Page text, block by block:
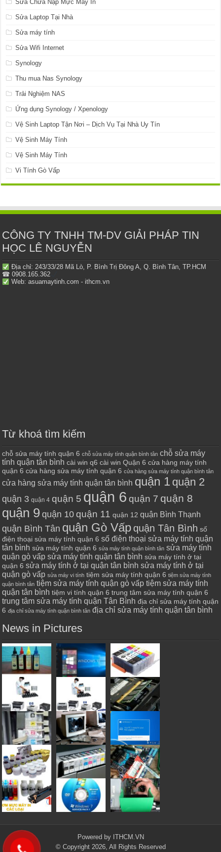
Sửa Chữa Nạp Mực Máy In
Sửa Laptop Tại Nhà
Sửa máy tính
Sửa Wifi Internet
Synology
Thu mua Nas Synology
Trải Nghiệm NAS
Ứng dụng Synology / Xpenology
Vệ Sinh Laptop Tận Nơi – Dịch Vụ Tại Nhà Uy Tín
Vệ Sinh Máy Tính
Vệ Sinh Máy Tính
Vi Tính Gò Vấp
CÔNG TY TNHH TM-DV GIẢI PHÁP TIN
HỌC LÊ NGUYỄN
Địa chỉ: 243/33/28 Mã Lò, P. Bình Trị Đông A, Q. Bình Tân, TP.HCM
☎ 0908.165.362
Web: asuamaytinh.com - ithcm.vn
Từ khoá tìm kiếm
chỗ sửa máy tính quận 6 chỗ sửa máy tính quận bình tân chỗ sửa máy
tính quận tân bình cài win q6 cài win Quận 6 cửa hàng máy tính
quận 6 cửa hàng sửa máy tính quận 6 cửa hàng sửa máy tính quận bình tân
cửa hàng sửa máy tính quận tân bình quận 1 quận 2
quận 3 quận 4 quận 5 quận 6 quận 7 quận 8
quận 9 quận 10 quận 11 quận 12 quận Bình Thạnh
quận Bình Tân quận Gò Vấp quận Tân Bình số
điện thoại sửa máy tính quận 6 số điện thoại sửa máy tính quận
tân bình sửa máy tính quận 6 sửa máy tính quận bình tân sửa máy tính
quận gò vấp sửa máy tính quận tân bình sửa máy tính ở tại
quận 6 sửa máy tính ở tại quận tân bình sửa máy tính ở tại
quận gò vấp sửa máy vi tính tiệm sửa máy tính quận 6 tiệm sửa máy tính
quận bình tân tiệm sửa máy tính quận gò vấp tiệm sửa máy tính
quận tân bình tiệm vi tính quận 6 trung tâm sửa máy tính quận 6
trung tâm sửa máy tính quận Tân Bình địa chỉ sửa máy tính quận
6 địa chỉ sửa máy tính quận bình tân địa chỉ sửa máy tính quận tân bình
News in Pictures
Powered by ITHCM.VN
© Copyright 2026, All Rights Reserved